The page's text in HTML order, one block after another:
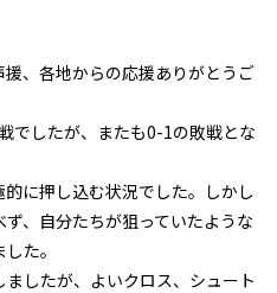
、各地からの応援ありがとうご
でしたが、またも0-1の敗戦とな
に押し込む状況でした。しかし
、自分たちが狙っていたような
た。
したが、よいクロス、シュート